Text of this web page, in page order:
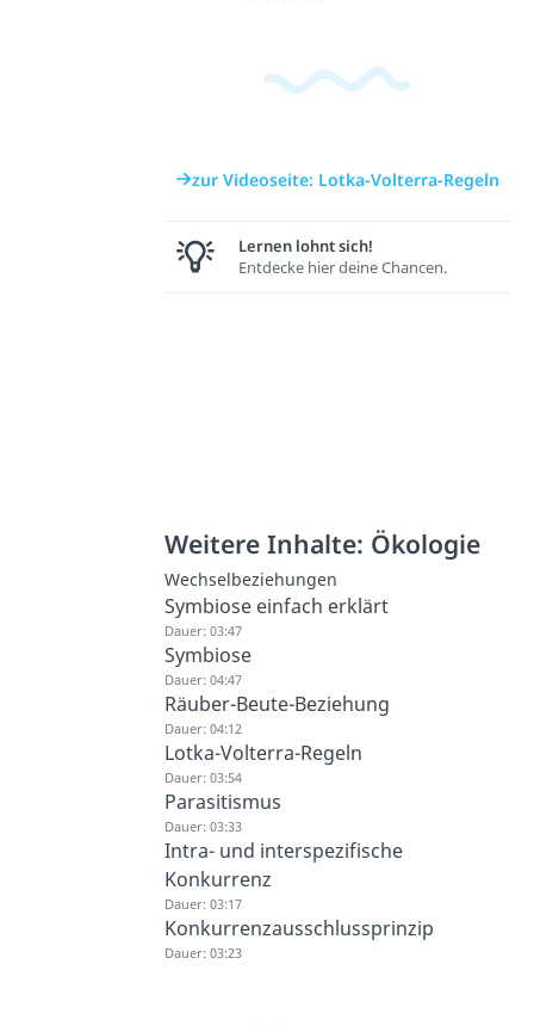
zur Videoseite: Lotka-Volterra-Regeln
Lernen lohnt sich!
Entdecke hier deine Chancen.
Weitere Inhalte: Ökologie
Wechselbeziehungen
Symbiose einfach erklärt
Dauer: 03:47
Symbiose
Dauer: 04:47
Räuber-Beute-Beziehung
Dauer: 04:12
Lotka-Volterra-Regeln
Dauer: 03:54
Parasitismus
Dauer: 03:33
Intra- und interspezifische
Konkurrenz
Dauer: 03:17
Konkurrenzausschlussprinzip
Dauer: 03:23